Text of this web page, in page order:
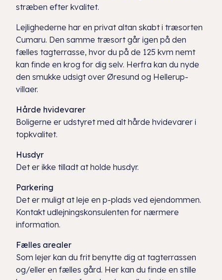
stræben efter kvalitet.
Lejlighederne har en privat altan skabt i træsorten
Cumaru. Den samme træsort går igen på den
fælles tagterrasse, hvor du på de 125 kvm nemt
kan finde en krog for dig selv. Herfra kan du nyde
den smukke udsigt over Øresund og Hellerup-
villaer.
Hårde hvidevarer
Boligerne er udstyret med alt hårde hvidevarer i
topkvalitet.
Husdyr
Det er ikke tilladt at holde husdyr.
Parkering
Det er muligt at leje en p-plads ved ejendommen.
Kontakt udlejningskonsulenten for nærmere
information.
Fælles arealer
Som lejer kan du frit benytte dig at tagterrassen
og/eller en fælles gård. Her kan du finde en stille